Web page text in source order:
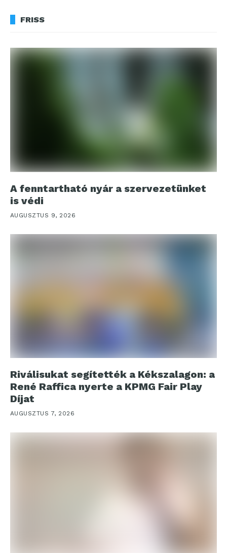
FRISS
A fenntartható nyár a szervezetünket
is védi
AUGUSZTUS 9, 2026
Riválisukat segítették a Kékszalagon: a
René Raffica nyerte a KPMG Fair Play
Díjat
AUGUSZTUS 7, 2026